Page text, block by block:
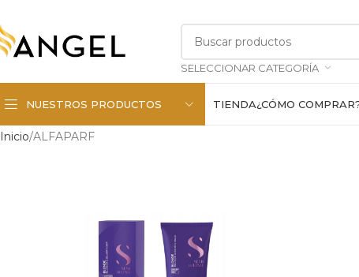
SELECCIONAR CATEGORÍA
NUESTROS PRODUCTOS TIENDA¿CÓMO
Inicio ALFAPARF